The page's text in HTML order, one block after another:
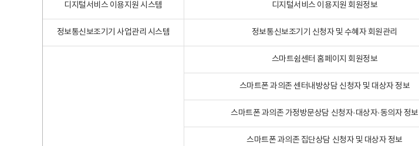
디지털서비스 이용지원 시스템 디지털서비스 이용지원 회원정보
정보통신보조기기 사업관리 시스템 정보통신보조기기 신청자 및 수혜자 회원관리
스마트쉼센터 홈페이지 회원정보
스마트폰 과의존 센터내방상담 신청자 및 대상자 정보
스마트폰 과의존 가정방문상담 신청자·대상자·동의자 정보
스마트폰 과의존 집단상담 신청자 및 대상자 정보